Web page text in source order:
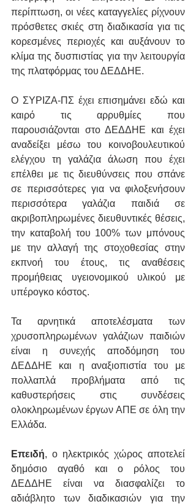
περίπτωση, οι νέες καταγγελίες ρίχνουν
πρόσθετες σκιές στη διαδικασία για τις
κορεσμένες περιοχές και αυξάνουν το
κλίμα της δυσπιστίας για την λειτουργία
της πλατφόρμας του ΔΕΔΔΗΕ.
Ο ΣΥΡΙΖΑ-ΠΣ έχει επισημάνει εδώ και
καιρό τις αρρυθμίες που
παρουσιάζονται στο ΔΕΔΔΗΕ και έχει
αναδείξει μέσω του κοινοβουλευτικού
ελέγχου τη γαλάζια άλωση που έχει
επέλθει με τις διευθύνσεις που σπάνε
σε περισσότερες για να φιλοξενήσουν
περισσότερα γαλάζια παιδιά σε
ακριβοπληρωμένες διευθυντικές θέσεις,
την καταβολή του 100% των μπόνους
με την αλλαγή της στοχοθεσίας στην
εκπνοή του έτους, τις αναθέσεις
προμήθειας υγειονομικού υλικού με
υπέρογκο κόστος.
Τα αρνητικά αποτελέσματα των
χρυσοπληρωμένων γαλάζιων παιδιών
είναι η συνεχής αποδόμηση του
ΔΕΔΔΗΕ και η αναξιοπιστία του με
πολλαπλά προβλήματα από τις
καθυστερήσεις στις συνδέσεις
ολοκληρωμένων έργων ΑΠΕ σε όλη την
Ελλάδα.
Επειδή, ο ηλεκτρικός χώρος αποτελεί
δημόσιο αγαθό και ο ρόλος του
ΔΕΔΔΗΕ είναι να διασφαλίζει το
αδιάβλητο των διαδικασιών για την